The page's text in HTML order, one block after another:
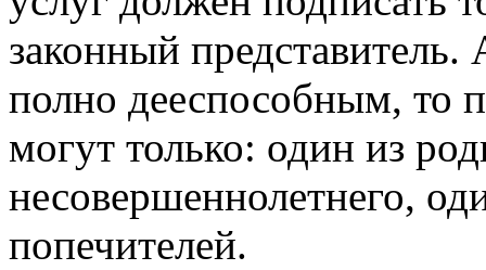
законный представитель.
полно дееспособным, то
могут только: один из
несовершеннолетнего,
попечителей.